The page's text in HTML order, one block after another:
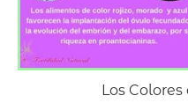
Los